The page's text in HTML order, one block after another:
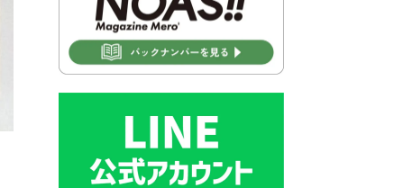
て
2026年7月31日 市税等の納付
書が変わります！
中学校の進捗状況について
2026年7月30日 豊前市立学校
再編成準備協議会